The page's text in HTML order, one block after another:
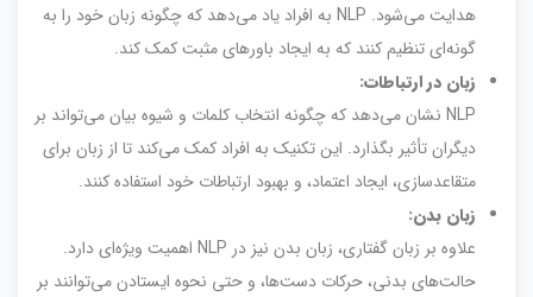
هدایت می‌شود. NLP به افراد یاد می‌دهد که چگونه زبان خود را به
گونه‌ای تنظیم کنند که به ایجاد باورهای مثبت کمک کند.
زبان در ارتباطات:
NLP نشان می‌دهد که چگونه انتخاب کلمات و شیوه بیان می‌تواند بر
دیگران تأثیر بگذارد. این تکنیک به افراد کمک می‌کند تا از زبان برای
متقاعدسازی، ایجاد اعتماد، و بهبود ارتباطات خود استفاده کنند.
زبان بدن:
علاوه بر زبان گفتاری، زبان بدن نیز در NLP اهمیت ویژه‌ای دارد.
حالت‌های بدنی، حرکات دست‌ها، و حتی نحوه ایستادن می‌توانند بر